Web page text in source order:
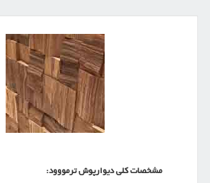
مشخصات کلی دیوارپوش ترمووود: